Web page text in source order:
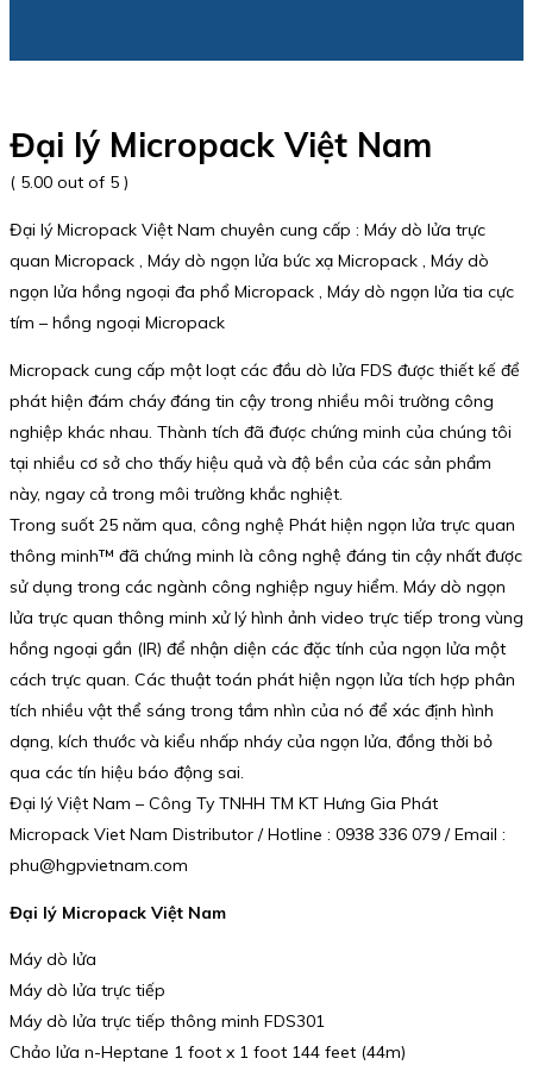
Đại lý Micropack Việt Nam
( 5.00 out of 5 )
Đại lý Micropack Việt Nam chuyên cung cấp : Máy dò lửa trực
quan Micropack , Máy dò ngọn lửa bức xạ Micropack , Máy dò
ngọn lửa hồng ngoại đa phổ Micropack , Máy dò ngọn lửa tia cực
tím – hồng ngoại Micropack
Micropack cung cấp một loạt các đầu dò lửa FDS được thiết kế để
phát hiện đám cháy đáng tin cậy trong nhiều môi trường công
nghiệp khác nhau. Thành tích đã được chứng minh của chúng tôi
tại nhiều cơ sở cho thấy hiệu quả và độ bền của các sản phẩm
này, ngay cả trong môi trường khắc nghiệt.
Trong suốt 25 năm qua, công nghệ Phát hiện ngọn lửa trực quan
thông minh™ đã chứng minh là công nghệ đáng tin cậy nhất được
sử dụng trong các ngành công nghiệp nguy hiểm. Máy dò ngọn
lửa trực quan thông minh xử lý hình ảnh video trực tiếp trong vùng
hồng ngoại gần (IR) để nhận diện các đặc tính của ngọn lửa một
cách trực quan. Các thuật toán phát hiện ngọn lửa tích hợp phân
tích nhiều vật thể sáng trong tầm nhìn của nó để xác định hình
dạng, kích thước và kiểu nhấp nháy của ngọn lửa, đồng thời bỏ
qua các tín hiệu báo động sai.
Đại lý Việt Nam – Công Ty TNHH TM KT Hưng Gia Phát
Micropack Viet Nam Distributor / Hotline : 0938 336 079 / Email :
phu@hgpvietnam.com
Đại lý Micropack Việt Nam
Máy dò lửa
Máy dò lửa trực tiếp
Máy dò lửa trực tiếp thông minh FDS301
Chảo lửa n-Heptane 1 foot x 1 foot 144 feet (44m)